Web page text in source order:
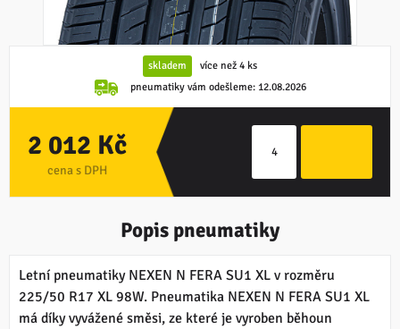
skladem
více než 4 ks
pneumatiky vám odešleme:12.08.2026
2 012 Kč
cena s DPH
Popis pneumatiky
Letní pneumatiky NEXEN N FERA SU1 XL v rozměru
225/50 R17 XL 98W. Pneumatika NEXEN N FERA SU1 XL
má díky vyvážené směsi, ze které je vyroben běhoun